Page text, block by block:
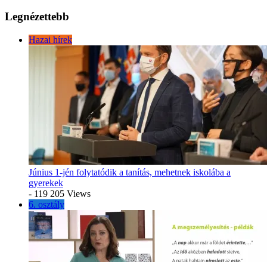
Legnézettebb
Hazai hírek
Június 1-jén folytatódik a tanítás, mehetnek iskolába a
gyerekek
- 119 205 Views
6. osztály